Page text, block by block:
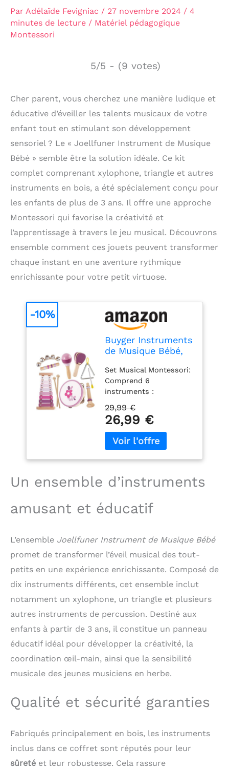
Par Adélaïde Fevigniac / 27 novembre 2024 / 4
minutes de lecture / Matériel pédagogique
Montessori
5/5 - (9 votes)
Cher parent, vous cherchez une manière ludique et
éducative d’éveiller les talents musicaux de votre
enfant tout en stimulant son développement
sensoriel ? Le « Joellfuner Instrument de Musique
Bébé » semble être la solution idéale. Ce kit
complet comprenant xylophone, triangle et autres
instruments en bois, a été spécialement conçu pour
les enfants de plus de 3 ans. Il offre une approche
Montessori qui favorise la créativité et
l’apprentissage à travers le jeu musical. Découvrons
ensemble comment ces jouets peuvent transformer
chaque instant en une aventure rythmique
enrichissante pour votre petit virtuose.
Buyger Instruments
de Musique Bébé,
d'instruments à
Percussion
Set Musical Montessori:
Comprend 6
instruments :
castagnettes, triangle,
grelot, tambourin et
clarinette. Le sac de
rangement à cordon
à tout moment !
Sécurité Naturelle:
naturel avec une
répondent aux normes
internationales de
est soigneusement
poncée pour une
finition lisse sans
échardes, garantissant
des heures de jeu en
toute sécurité pour
votre petit explorateur.
Set d'Éveil Musical: En
tapant sur le
tambourin, les petites
tandis que le xylophone
les notes de musique -
le jouet d'éveil musical
petit musicien qui
29,99 €
26,99 €
-10%
Un ensemble d’instruments
amusant et éducatif
L’ensemble Joellfuner Instrument de Musique Bébé
promet de transformer l’éveil musical des tout-
petits en une expérience enrichissante. Composé de
dix instruments différents, cet ensemble inclut
notamment un xylophone, un triangle et plusieurs
autres instruments de percussion. Destiné aux
enfants à partir de 3 ans, il constitue un panneau
éducatif idéal pour développer la créativité, la
coordination œil-main, ainsi que la sensibilité
musicale des jeunes musiciens en herbe.
Qualité et sécurité garanties
Fabriqués principalement en bois, les instruments
inclus dans ce coffret sont réputés pour leur
sûreté et leur robustesse. Cela rassure